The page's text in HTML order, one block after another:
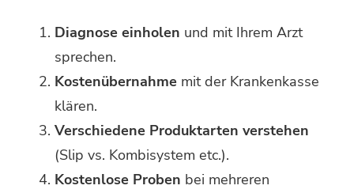
Diagnose einholen und mit Ihrem Arzt
sprechen.
Kostenübernahme mit der Krankenkasse
klären.
Verschiedene Produktarten verstehen
(Slip vs. Kombisystem etc.).
Kostenlose Proben bei mehreren